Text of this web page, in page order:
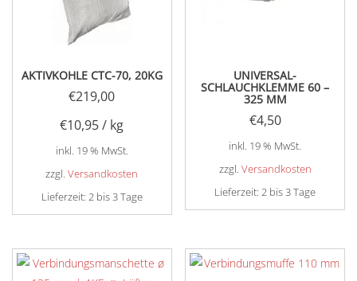
AKTIVKOHLE CTC-70, 20KG
€219,00
€10,95/ kg
inkl. 19 % MwSt.
zzgl.Versandkosten
Lieferzeit: 2 bis 3 Tage
UNIVERSAL-
SCHLAUCHKLEMME 60 –
325 MM
€4,50
inkl. 19 % MwSt.
zzgl. Versandkosten
Lieferzeit:2 bis 3 Tage